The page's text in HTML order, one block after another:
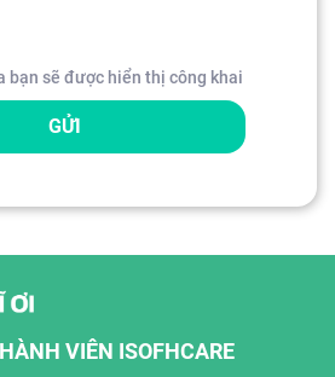
bạn sẽ được hiển thị công khai
GỬI
VIÊN ISOFHCARE